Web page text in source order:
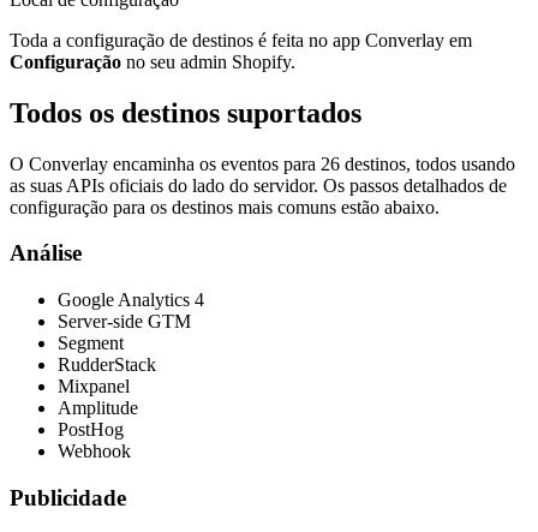
Toda a configuração de destinos é feita no app Converlay em
Configuração no seu admin Shopify.
Todos os destinos suportados
O Converlay encaminha os eventos para 26 destinos, todos usando
as suas APIs oficiais do lado do servidor. Os passos detalhados de
configuração para os destinos mais comuns estão abaixo.
Análise
Google Analytics 4
Server-side GTM
Segment
RudderStack
Mixpanel
Amplitude
PostHog
Webhook
Publicidade